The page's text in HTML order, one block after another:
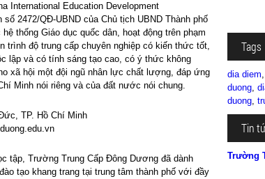
International Education Development
2472/QĐ-UBND của Chủ tịch UBND Thành phố
thống Giáo dục quốc dân, hoạt động trên phạm
trình độ trung cấp chuyên nghiệp có kiến thức tốt,
lập và có tính sáng tạo cao, có ý thức không
xã hội một đội ngũ nhân lực chất lượng, đáp ứng
Minh nói riêng và của đất nước nói chung.
TP. Hồ Chí Minh
tập, Trường Trung Cấp Đông Dương đã dành
tạo khang trang tại trung tâm thành phố với đầy
Tags
dia diem,
duong,
duong,
Tin
Trường